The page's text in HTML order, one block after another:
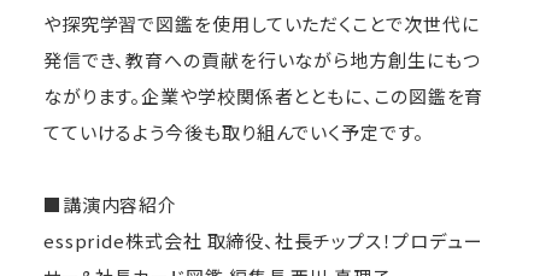
や探究学習で図鑑を使用していただくことで次世代に
発信でき、教育への貢献を行いながら地方創生にもつ
ながります。企業や学校関係者とともに、この図鑑を育
てていけるよう今後も取り組んでいく予定です。
■講演内容紹介
esspride株式会社 取締役、社長チップス！プロデュー